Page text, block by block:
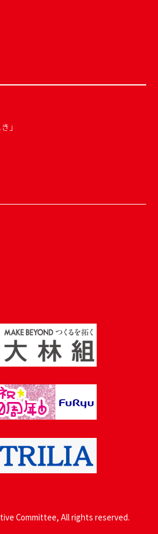
」
Committee, All rights reserved.